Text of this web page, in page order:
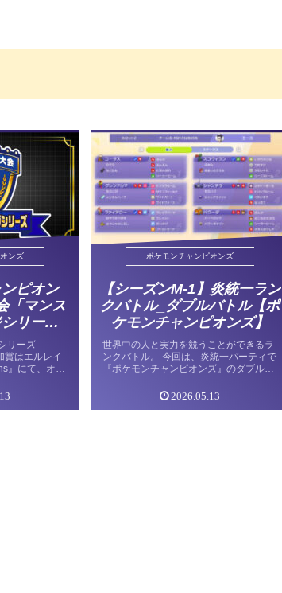
ンズ
ンピオン
「マンス
リーズ
決定
リーズ
賞はエルレイ
』にて、オン
表されまし
ポケモンチャンピオンズ
【シーズンM-1】炎統一ラン
クバトル_ダブルバトル【ポ
ケモンチャンピオンズ】
世界中の人と実力を競うことができるラ
ンクバトル。 今回は、炎統一パーティで
『ポケモンチャンピオンズ』のダブルバ
ティ紹介 今回はメガバクーダとコータス
2026.05.13